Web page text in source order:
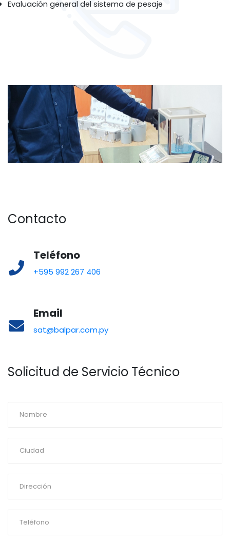
Evaluación general del sistema de pesaje
Contacto
Teléfono
+595 992 267 406
Email
sat@balpar.com.py
Solicitud de Servicio Técnico